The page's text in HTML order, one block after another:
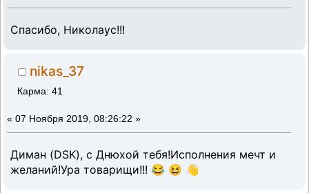
Спасибо, Николаус!!!
nikas_37
Карма: 41
« 07 Ноября 2019, 08:26:22 »
Диман (DSK), с Днюхой тебя!Исполнения мечт и
желаний!Ура товарищи!!! 😂 😆 👋